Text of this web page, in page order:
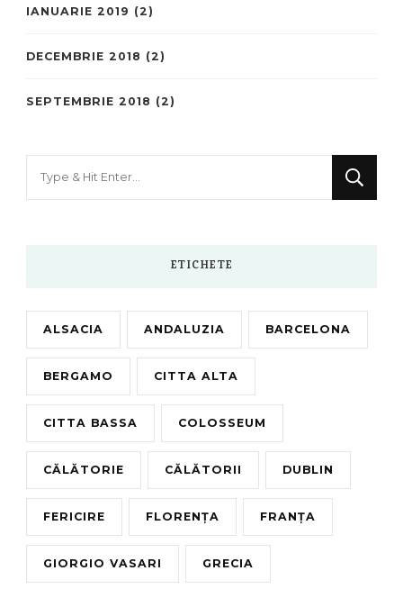
IANUARIE 2019 (2)
DECEMBRIE 2018 (2)
SEPTEMBRIE 2018 (2)
ETICHETE
ALSACIA ANDALUZIA BARCELONA
BERGAMO CITTA ALTA
CITTA BASSA COLOSSEUM
CĂLĂTORIE CĂLĂTORII DUBLIN
FERICIRE FLORENȚA FRANȚA
GIORGIO VASARI GRECIA